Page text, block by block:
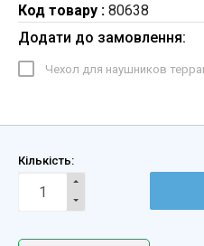
Код товару : 80638
Додати до замовлення:
Чехол для наушников
Кількість: